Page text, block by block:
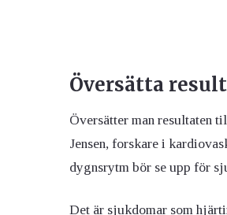
Översätta
Översätter man resultaten
Jensen, forskare i
dygnsrytm bör se upp för
Det är sjukdomar som